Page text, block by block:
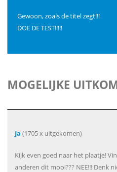
Gewoon, zoals de titel zegt!!!
DOE DE TEST!!!!!
MOGELIJKE
Ja (1705 x uitgekomen)
Kijk even goed naar het plaatje!
anderen dit mooi??? NEE!!! Denk